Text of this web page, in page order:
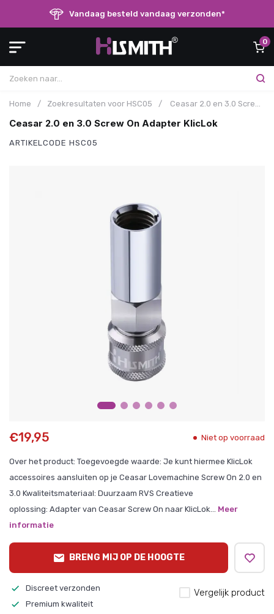
Vandaag besteld vandaag verzonden*
0
Home / Zoekresultaten voor HSC05 / Ceasar 2.0 en 3.0 Screw On Adapter KlicLok
Ceasar 2.0 en 3.0 Screw On Adapter KlicLok
ARTIKELCODE HSC05
€19,95 Niet op voorraad
Over het product: Toegevoegde waarde: Je kunt hiermee KlicLok
accessoires aansluiten op je Ceasar Lovemachine Screw On 2.0 en
3.0 Kwaliteitsmateriaal: Duurzaam RVS Creatieve
oplossing: Adapter van Ceasar Screw On naar KlicLok... Meer
informatie
BRENG MIJ OP DE HOOGTE
Discreet verzonden
Premium kwaliteit
Vergelijk product